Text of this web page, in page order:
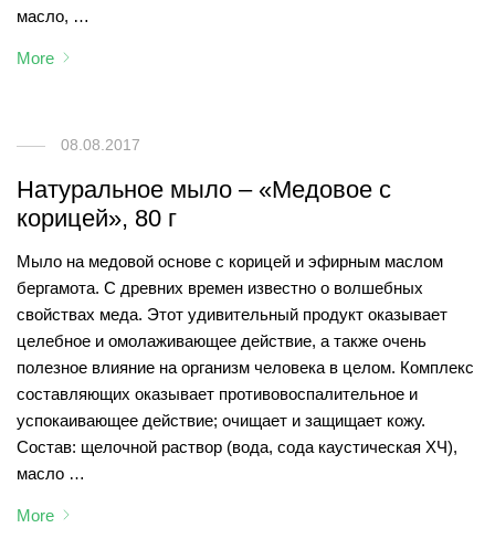
масло, …
More
08.08.2017
Натуральное мыло – «Медовое с
корицей», 80 г
Мыло на медовой основе с корицей и эфирным маслом
бергамота. С древних времен известно о волшебных
свойствах меда. Этот удивительный продукт оказывает
целебное и омолаживающее действие, а также очень
полезное влияние на организм человека в целом. Комплекс
составляющих оказывает противовоспалительное и
успокаивающее действие; очищает и защищает кожу.
Состав: щелочной раствор (вода, сода каустическая ХЧ),
масло …
More